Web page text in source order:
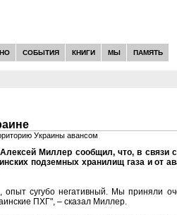
СОБЫТИЯ КНИГИ МЫ ПАМЯТЬ
Украины авансом
Миллер сообщил, что, в связи
подземных хранилищ газа и от
сугубо негативный. Мы приняли
ПХГ", – сказал Миллер.